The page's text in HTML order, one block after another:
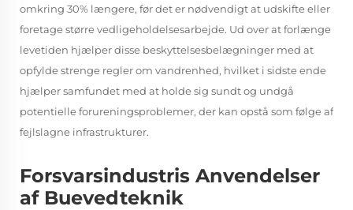
omkring 30% længere, før det er nødvendigt at udskifte eller
foretage større vedligeholdelsesarbejde. Ud over at forlænge
levetiden hjælper disse beskyttelsesbelægninger med at
opfylde strenge regler om vandrenhed, hvilket i sidste ende
hjælper samfundet med at holde sig sundt og undgå
potentielle forureningsproblemer, der kan opstå som følge af
fejlslagne infrastrukturer.
Forsvarsindustris Anvendelser
af Buevedteknik